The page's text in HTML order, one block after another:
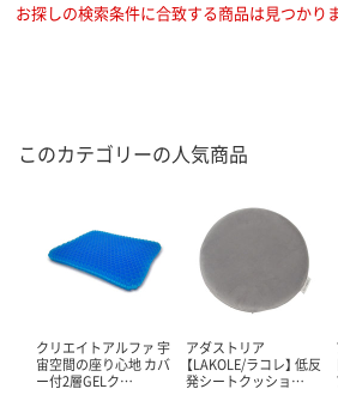
お探しの検索条件に合致する商品は見つかり
このカテゴリーの人気商品
クリエイトアルファ 宇
宙空間の座り心地 カバ
ー付2層GELク…
アダストリア
【LAKOLE/ラコレ】 低反
発シートクッショ…